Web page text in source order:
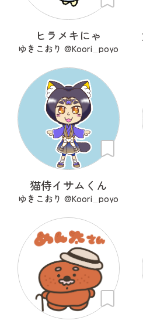
ヒラメキにゃ
ゆきこおり @Koori_poyo
猫侍イサムくん
ゆきこおり @Koori_poyo